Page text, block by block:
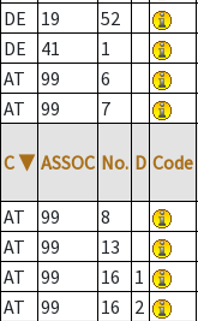
DE
19 52
DE
41 1
AT
99 6
AT
99 7
C ▼ ASSOC No. D Code
AT 99 8
AT
99 13
AT
99 16 1
AT
99 16 2